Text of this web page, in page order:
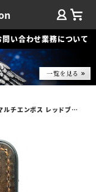
問い合わせ業務について
（iPhone13ProMax対応）